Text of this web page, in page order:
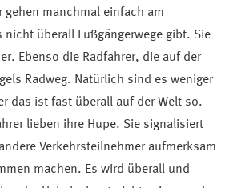
gehen manchmal einfach am
nicht überall Fußgängerwege gibt. Sie
Ebenso die Radfahrer, die auf der
Radweg. Natürlich sind es weniger
das ist fast überall auf der Welt so.
lieben ihre Hupe. Sie signalisiert
Verkehrsteilnehmer aufmerksam
machen. Es wird überall und